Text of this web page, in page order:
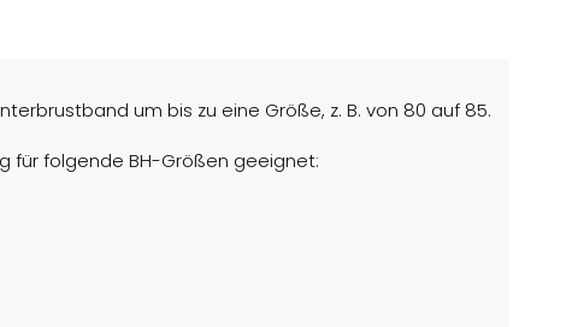
um bis zu eine Größe, z. B. von 80 auf 85.
für folgende BH-Größen geeignet: